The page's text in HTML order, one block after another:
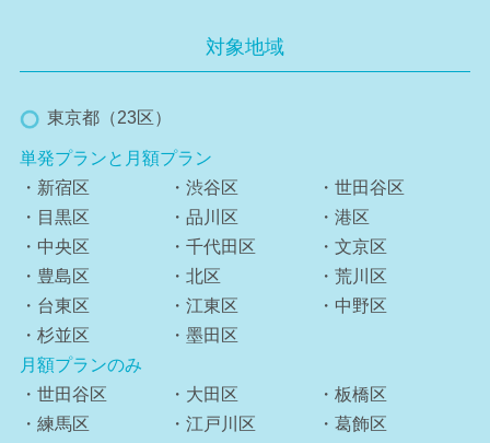
対象地域
東京都（23区）
単発プランと月額プラン
・新宿区
・渋谷区
・世田谷区
・目黒区
・品川区
・港区
・中央区
・千代田区
・文京区
・豊島区
・北区
・荒川区
・台東区
・江東区
・中野区
・杉並区
・墨田区
月額プランのみ
・世田谷区
・大田区
・板橋区
・練馬区
・江戸川区
・葛飾区